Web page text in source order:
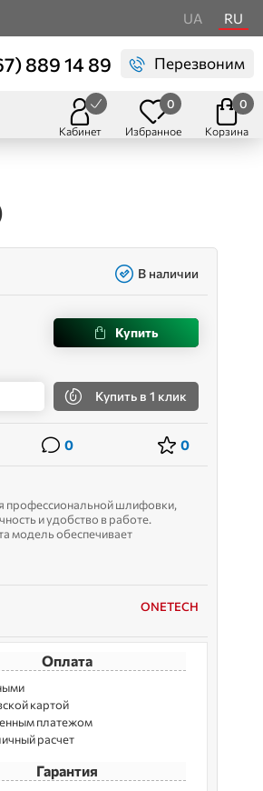
UA RU
889 14 89 Перезвоним
Кабинет Избранное
0
Корзина
0
В наличии
Купить
Купить в 1 клик
0 0
профессиональной шлифовки,
и удобство в работе.
модель обеспечивает
усилиями. Шли...
ONETECH
Оплата
картой
платежом
расчет
Гарантия